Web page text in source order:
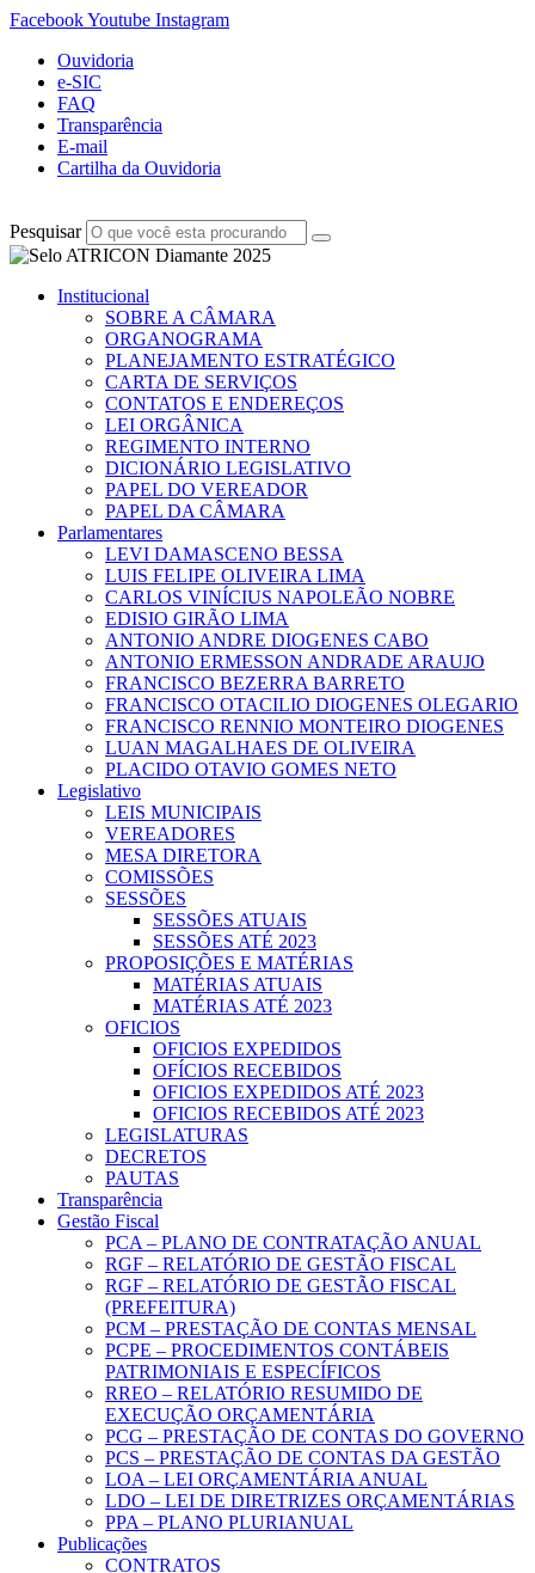
FacebookYoutube Instagram
Ouvidoria
e-SIC
FAQ
Transparência
E-mail
Cartilha da Ouvidoria
Pesquisar
Institucional
SOBRE A CÂMARA
ORGANOGRAMA
PLANEJAMENTO ESTRATÉGICO
CARTA DE SERVIÇOS
CONTATOS E ENDEREÇOS
LEI ORGÂNICA
REGIMENTO INTERNO
DICIONÁRIO LEGISLATIVO
PAPEL DO VEREADOR
PAPEL DA CÂMARA
Parlamentares
LEVI DAMASCENO BESSA
LUIS FELIPE OLIVEIRA LIMA
CARLOS VINÍCIUS NAPOLEÃO NOBRE
EDISIO GIRÃO LIMA
ANTONIO ANDRE DIOGENES CABO
ANTONIO ERMESSON ANDRADE ARAUJO
FRANCISCO BEZERRA BARRETO
FRANCISCO OTACILIO DIOGENES OLEGARIO
FRANCISCO RENNIO MONTEIRO DIOGENES
LUAN MAGALHAES DE OLIVEIRA
PLACIDO OTAVIO GOMES NETO
Legislativo
LEIS MUNICIPAIS
VEREADORES
MESA DIRETORA
COMISSÕES
SESSÕES
SESSÕES ATUAIS
SESSÕES ATÉ 2023
PROPOSIÇÕES E MATÉRIAS
MATÉRIAS ATUAIS
MATÉRIAS ATÉ 2023
OFICIOS
OFICIOS EXPEDIDOS
OFÍCIOS RECEBIDOS
OFICIOS EXPEDIDOS ATÉ 2023
OFICIOS RECEBIDOS ATÉ 2023
LEGISLATURAS
DECRETOS
PAUTAS
Transparência
Gestão Fiscal
PCA – PLANO DE CONTRATAÇÃO ANUAL
RGF – RELATÓRIO DE GESTÃO FISCAL
RGF – RELATÓRIO DE GESTÃO FISCAL
(PREFEITURA)
PCM – PRESTAÇÃO DE CONTAS MENSAL
PCPE – PROCEDIMENTOS CONTÁBEIS
PATRIMONIAIS E ESPECÍFICOS
RREO – RELATÓRIO RESUMIDO DE
EXECUÇÃO ORÇAMENTÁRIA
PCG – PRESTAÇÃO DE CONTAS DO GOVERNO
PCS – PRESTAÇÃO DE CONTAS DA GESTÃO
LOA – LEI ORÇAMENTÁRIA ANUAL
LDO – LEI DE DIRETRIZES ORÇAMENTÁRIAS
PPA – PLANO PLURIANUAL
Publicações
CONTRATOS